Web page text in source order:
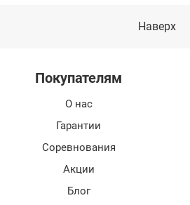
Наверх
Покупателям
О нас
Гарантии
Соревнования
Акции
Блог